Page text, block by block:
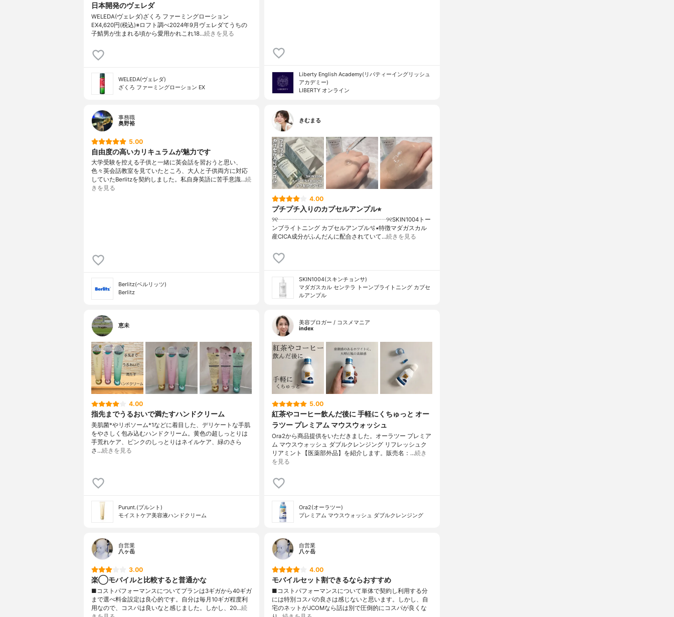
日本開発のヴェレダ
WELEDA(ヴェレダ)ざくろ ファーミングローション
EX4,620円(税込)※ロフト調べ2024年9月ヴェレダてうちの
子鯖男が生まれる頃から愛用かれこれ18…続きを見る
WELEDA(ヴェレダ)
ざくろ ファーミングローション EX
Liberty English Academy(リバティーイングリッシュ
アカデミー)
LIBERTY オンライン
事務職
奥野裕
5.00
自由度の高いカリキュラムが魅力です
大学受験を控える子供と一緒に英会話を習おうと思い、
色々英会話教室を見ていたところ、大人と子供両方に対応
していたBerlitzを契約しました。私自身英語に苦手意識…続
きを見る
Berlitz(ベルリッツ)
Berlitz
きむまる
4.00
プチプチ入りのカプセルアンプル⭐︎
୨୧┈┈┈┈┈┈┈┈┈┈┈┈┈┈┈┈┈┈୨୧SKIN1004トー
ンブライトニング カプセルアンプル🫧▪︎特徴マダガスカル
産CICA成分がふんだんに配合されていて…続きを見る
SKIN1004(スキンチョンサ)
マダガスカル センテラ トーンブライトニング カプセ
ルアンプル
恵未
4.00
指先までうるおいで満たすハンドクリーム
美肌菌*やリポソーム*1などに着目した、デリケートな手肌
をやさしく包み込むハンドクリーム。黄色の超しっとりは
手荒れケア、ピンクのしっとりはネイルケア、緑のさら
さ…続きを見る
Purunt.(プルント)
モイストケア美容液ハンドクリーム
美容ブロガー / コスメマニア
index
5.00
紅茶やコーヒー飲んだ後に 手軽にくちゅっと オー
ラツー プレミアム マウスウォッシュ
Ora2から商品提供をいただきました。オーラツー プレミア
ム マウスウォッシュ ダブルクレンジング リフレッシュク
リアミント【医薬部外品】を紹介します。販売名：…続き
を見る
Ora2(オーラツー)
プレミアム マウスウォッシュ ダブルクレンジング
自営業
八ヶ岳
3.00
楽◯モバイルと比較すると普通かな
■コストパフォーマンスについてプランは3ギガから40ギガ
まで選べ料金設定は良心的です。自分は毎月10ギガ程度利
用なので、コスパは良いなと感じました。しかし、20…続
自営業
八ヶ岳
4.00
モバイルセット割できるならおすすめ
■コストパフォーマンスについて単体で契約し利用する分
には特別コスパの良さは感じないと思います。しかし、自
宅のネットがJCOMなら話は別で圧倒的にコスパが良くな